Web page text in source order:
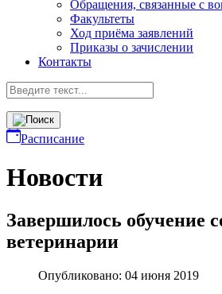
Обращения, связанные с
Факультеты
Ход приёма заявлений
Приказы о зачислении
Контакты
Расписание
Новости
Завершилось обучение
ветеринарии
Опубликовано: 04 июня 2019